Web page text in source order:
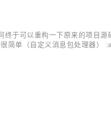
终于可以重构一下原来的项目源
简单（自定义消息包处理器）